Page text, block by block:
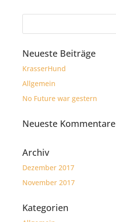
Neueste Beiträge
KrasserHund
Allgemein
No Future war gestern
Neueste Kommentare
Archiv
Dezember 2017
November 2017
Kategorien